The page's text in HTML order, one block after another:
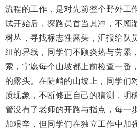
流程的工作，是对先前整个野外工
试开始后，探路员首当其冲，不顾
树丛，寻找标志性露头，汇报给队
组的界线，同学们不顾炎热与劳累
索，宁愿每个山坡都上前检查一番
的露头。在陡峭的山坡上，同学们
质现象，不断修正自己的猜测，明
管没有了老师的开路与指点，每一
加艰辛，但同学们在独立工作中加